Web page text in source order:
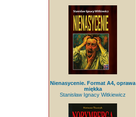
Nienasycenie. Format A4, oprawa
miękka
Stanisław Ignacy Witkiewicz